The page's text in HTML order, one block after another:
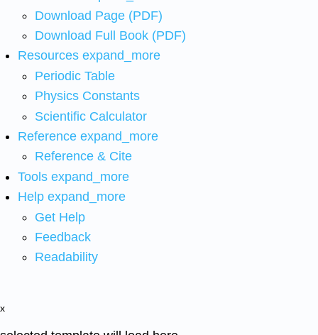
Download Page (PDF)
Download Full Book (PDF)
Resources expand_more
Periodic Table
Physics Constants
Scientific Calculator
Reference expand_more
Reference & Cite
Tools expand_more
Help expand_more
Get Help
Feedback
Readability
x